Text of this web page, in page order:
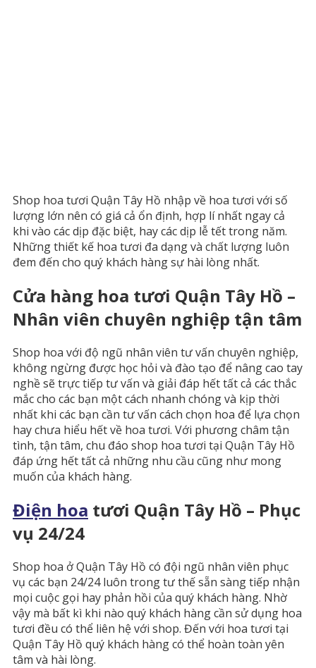
Shop hoa tươi Quận Tây Hồ nhập về hoa tươi với số
lượng lớn nên có giá cả ổn định, hợp lí nhất ngay cả
khi vào các dịp đặc biệt, hay các dịp lễ tết trong năm.
Những thiết kế hoa tươi đa dạng và chất lượng luôn
đem đến cho quý khách hàng sự hài lòng nhất.
Cửa hàng hoa tươi Quận Tây Hồ –
Nhân viên chuyên nghiệp tận tâm
Shop hoa với độ ngũ nhân viên tư vấn chuyên nghiệp,
không ngừng được học hỏi và đào tạo để nâng cao tay
nghề sẽ trực tiếp tư vấn và giải đáp hết tất cả các thắc
mắc cho các bạn một cách nhanh chóng và kịp thời
nhất khi các bạn cần tư vấn cách chọn hoa để lựa chọn
hay chưa hiểu hết về hoa tươi. Với phương châm tận
tình, tận tâm, chu đáo shop hoa tươi tại Quận Tây Hồ
đáp ứng hết tất cả những nhu cầu cũng như mong
muốn của khách hàng.
Điện hoa tươi Quận Tây Hồ – Phục
vụ 24/24
Shop hoa ở Quận Tây Hồ có đội ngũ nhân viên phục
vụ các bạn 24/24 luôn trong tư thế sẵn sàng tiếp nhận
mọi cuộc gọi hay phản hồi của quý khách hàng. Nhờ
vậy mà bất kì khi nào quý khách hàng cần sử dụng hoa
tươi đều có thể liên hệ với shop. Đến với hoa tươi tại
Quận Tây Hồ quý khách hàng có thể hoàn toàn yên
tâm và hài lòng.